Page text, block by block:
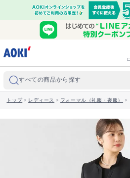
すべての商品から探す
トップ> レディース > フォーマル（礼服・喪服） >